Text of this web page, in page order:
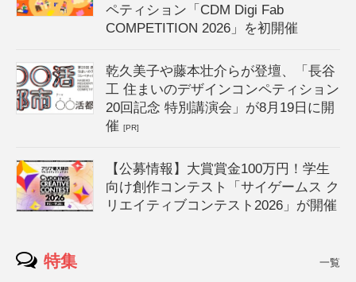
ペティション「CDM Digi Fab
COMPETITION 2026」を初開催
乾久美子や藤本壮介らが登壇、「長谷
工 住まいのデザインコンペティション
20回記念 特別講演会」が8月19日に開
催[PR]
【公募情報】大賞賞金100万円！学生
向け創作コンテスト「サイゲームス ク
リエイティブコンテスト2026」が開催
特集 一覧